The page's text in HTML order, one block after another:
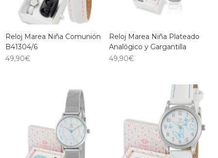
Reloj Marea Niña Comunión
B41304/6
49,90€
Reloj Marea Niña Plateado
Analógico y Gargantilla
49,90€